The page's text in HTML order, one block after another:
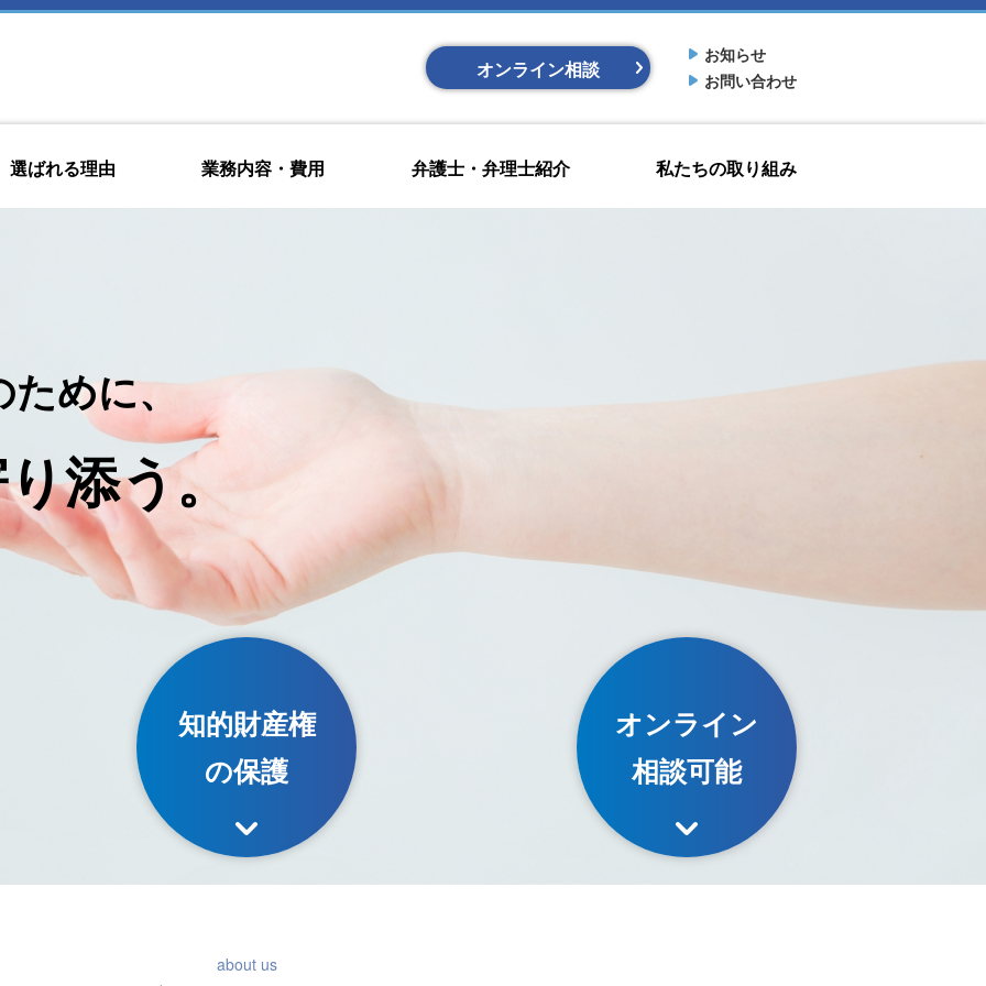
オンライン相談
お知らせ
お問い合わせ
選ばれる理由 業務内容・費用 弁護士・弁理士紹介 私たちの取り組み
ために、
添う。
知的財産権
の保護
オンライン
相談可能
about us